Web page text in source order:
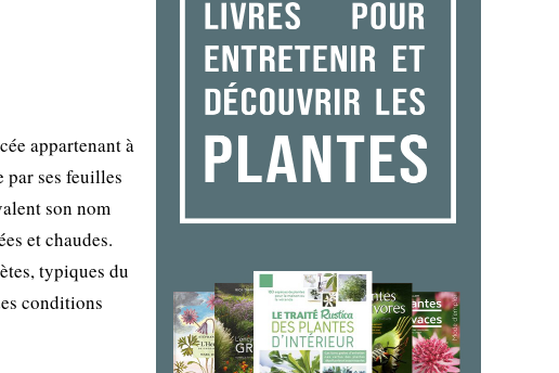
appartenant à
par ses feuilles
son nom
et chaudes.
typiques du
conditions